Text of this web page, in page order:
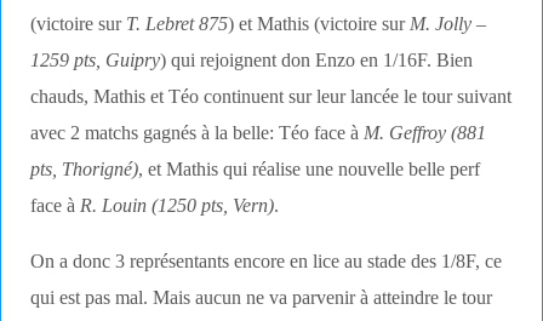
(victoire sur T. Lebret 875) et Mathis (victoire surM. Jolly –
1259 pts, Guipry) qui rejoignent don Enzo en 1/16F. Bien
chauds, Mathis et Téo continuent sur leur lancée le tour suivant
avec 2 matchs gagnés à la belle: Téo face àM. Geffroy (881
pts, Thorigné), et Mathis qui réalise une nouvelle belle perf
face àR. Louin (1250 pts, Vern).
On a donc 3 représentants encore en lice au stade des 1/8F, ce
qui est pas mal. Mais aucun ne va parvenir à atteindre le tour